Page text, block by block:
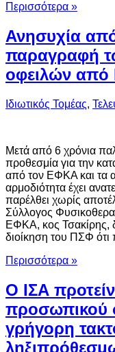
Περισσότερα »
Ανησυχία
παραγραφή
οφειλών
Ιδιωτικός Τομέας,
Μετά από 6 χρόνια
προθεσμία για την
από τον ΕΦΚΑ και τα
αρμοδιότητα έχει
παρέλθει χωρίς
Σύλλογος
ΕΦΚΑ, κος Τσακίρης,
διοίκηση του ΠΣΦ
Περισσότερα »
Ο ΙΣΑ
προσωπικού
γρήγορη